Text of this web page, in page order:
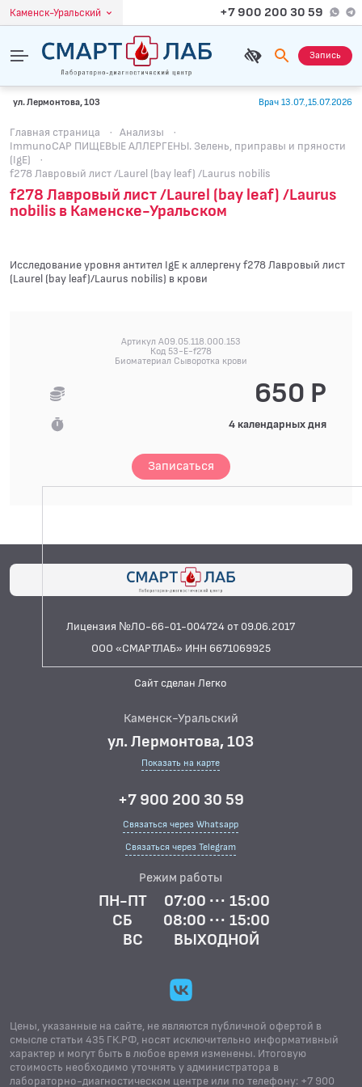
Каменск-Уральский +7 900 200 30 59
Запись
ул. Лермонтова, 103 Врач 13.07.,15.07.2026
Главная страница · Анализы
·
ImmunoCAP ПИЩЕВЫЕ АЛЛЕРГЕНЫ. Зелень, приправы и пряности
(IgE)
·
f278 Лавровый лист /Laurel (bay leaf) /Laurus nobilis
f278 Лавровый лист /Laurel (bay leaf) /Laurus
nobilis в Каменске-Уральском
Исследование уровня антител IgE к аллергену f278 Лавровый лист
(Laurel (bay leaf)/Laurus nobilis) в крови
Артикул A09.05.118.000.153
Код 53-E-f278
Биоматериал Сыворотка крови
650 Р
4 календарных дня
Записаться
Лицензия №ЛО-66-01-004724 от 09.06.2017
ООО «СМАРТЛАБ» ИНН 6671069925
Сайт сделан Легко
Каменск-Уральский
ул. Лермонтова, 103
Показать на карте
+7 900 200 30 59
Связаться через Whatsapp
Связаться через Telegram
Режим работы
ПН-ПТ
07:00 ··· 15:00
СБ
08:00 ··· 15:00
ВС
ВЫХОДНОЙ
Цены, указанные на сайте, не являются публичной офертой в
смысле статьи 435 ГК.РФ, носят исключительно информативный
характер и могут быть в любое время изменены. Итоговую
стоимость необходимо уточнять у администратора в
лабораторно-диагностическом центре или по телефону: +7 900